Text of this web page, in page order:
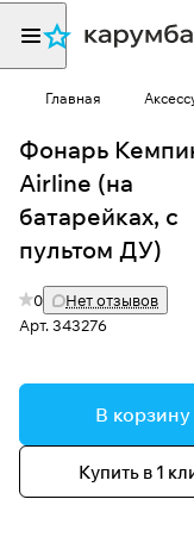
Главная
Фонарь
Airline (на
батарейках, с
пультом ДУ)
0
Нет отзывов
Арт.343276
В корзину
Купить в 1